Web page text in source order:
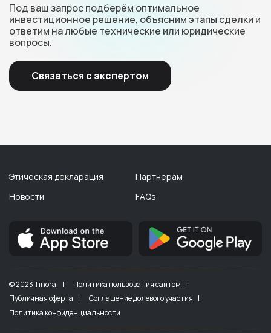
Под ваш запрос подберём оптимальное
инвестиционное решение, объясним этапы сделки и
ответим на любые технические или юридические
вопросы.
Связаться с экспертом
Этическая декларация
Новости
Партнерам
FAQs
© 2023 Tinora |
Политика пользования сайтом |
Публичная оферта |
Соглашение долевого участия |
Политика конфиденциальности